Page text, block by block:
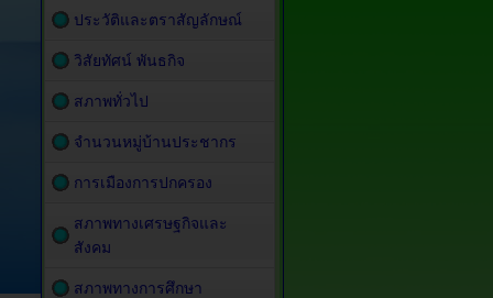
ประวัติและตราสัญลักษณ์
วิสัยทัศน์ พันธกิจ
สภาพทั่วไป
จำนวนหมู่บ้านประชากร
การเมืองการปกครอง
สภาพทางเศรษฐกิจและ
สังคม
สภาพทางการศึกษา